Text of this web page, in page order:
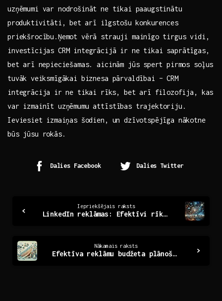
uzņēmumi‌ var nodrošināt ne⁤ tikai paaugstinātu
⁣produktivitāti,⁤ bet ⁢arī ilgstošu ​konkurences
priekšrocību.Ņemot vērā strauji ‍mainīgo⁤ tirgus vidi,
investīcijas CRM integrācijā ir‌ ne tikai saprātīgas,
bet ⁣arī nepieciešamas. aicinām jūs⁢ spert pirmos soļus⁤
tuvāk⁤ veiksmīgākai biznesa pārvaldībai – CRM
integrācija⁣ ir ne tikai⁣ rīks,​ bet arī filozofija, kas
var izmainīt uzņēmumu attīstības trajektoriju.
Ieviesiet⁣ izmaiņas šodien, un dzīvotspējīga nākotne
būs jūsu rokās.
Dalies Facebook Dalies Twitter
Reading
Iepriekšējais raksts
LinkedIn reklāmas: Efektīvi rīki profesionālai izaugsmei
Nākamais raksts
Efektīva reklāmu budžeta plānošana – soli pa solim